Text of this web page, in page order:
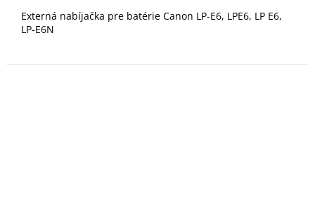
Externá nabíjačka pre batérie Canon LP-E6, LPE6, LP E6,
LP-E6N